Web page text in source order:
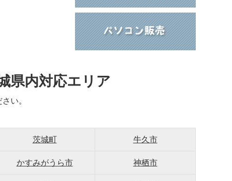
県内対応エリア
い。
茨城町 牛久市
かすみがうら市 神栖市